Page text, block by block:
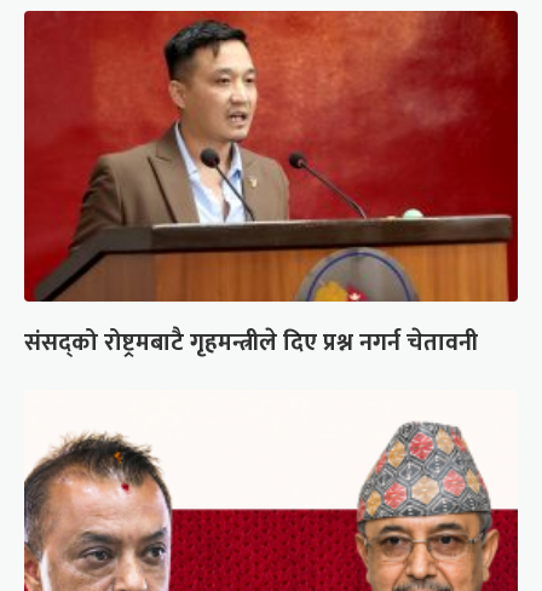
संसद्को रोष्ट्रमबाटै गृहमन्त्रीले दिए प्रश्न नगर्न चेतावनी